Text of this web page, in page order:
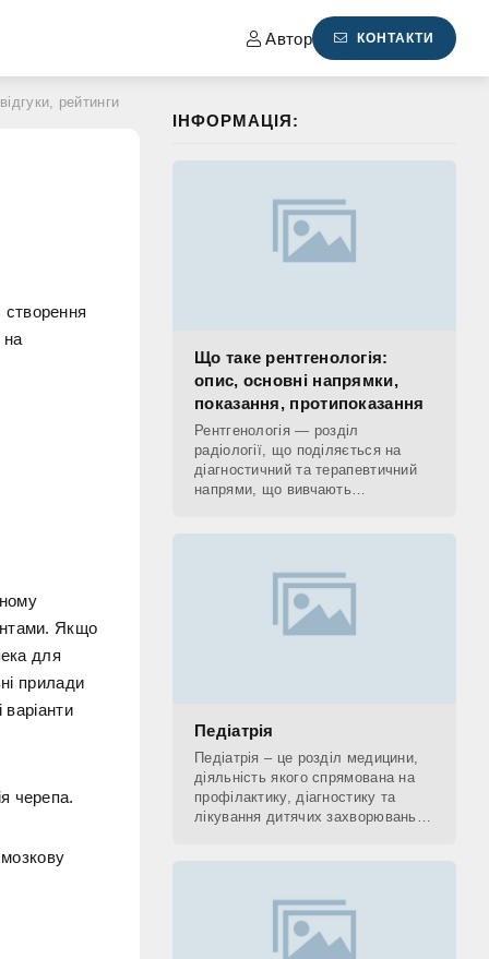
Автор КОНТАКТИ
рейтинги
на
Якщо
для
прилади
черепа.
ІНФОРМАЦІЯ:
Що таке рентгенологія:
опис, основні напрямки,
показання, протипоказання
Рентгенологія — розділ
радіології, що поділяється на
діагностичний та терапевтичний
напрями, що вивчають
Педіатрія
Педіатрія – це розділ медицини,
діяльність якого спрямована на
профілактику, діагностику та
лікування дитячих захворювань, а